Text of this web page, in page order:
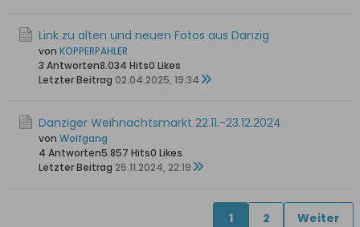
Link zu alten und neuen Fotos aus Danzig
von KOPPERPAHLER
3 Antworten8.034 Hits0 Likes
Letzter Beitrag 02.04.2025, 19:34
Danziger Weihnachtsmarkt 22.11.-23.12.2024
von Wolfgang
4 Antworten5.857 Hits0 Likes
Letzter Beitrag 25.11.2024, 22:19
1 2 Weiter